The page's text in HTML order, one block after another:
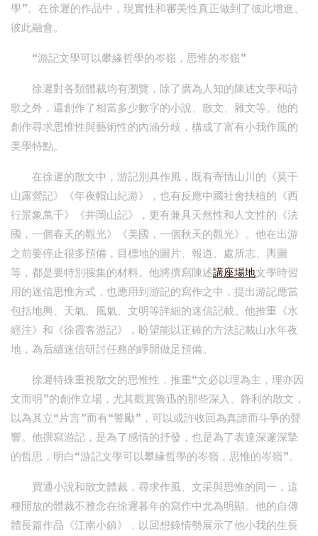
學”。在徐遲的作品中，現實性和審美性真正做到了彼此增進、
彼此融會。
“游記文學可以攀緣哲學的岑嶺，思惟的岑嶺”
徐遲對各類體裁均有瀏覽，除了廣為人知的陳述文學和詩
歌之外，還創作了相當多少數字的小說、散文、雜文等。他的
創作尋求思惟性與藝術性的內涵分歧，構成了富有小我作風的
美學特點。
在徐遲的散文中，游記別具作風，既有寄情山川的《莫干
山露營記》《年夜帽山紀游》，也有反應中國社會扶植的《西
行景象萬千》《井岡山記》，更有兼具天然性和人文性的《法
國，一個春天的觀光》《美國，一個秋天的觀光》。他在出游
之前要停止很多預備，目標地的圖片、報道、處所志、輿圖
等，都是要特別搜集的材料。他將撰寫陳述講座場地文學時習
用的迷信思惟方式，也應用到游記的寫作之中，提出游記應當
包括地輿、天氣、風氣、文明等詳細的迷信記載。他推重《水
經注》和《徐霞客游記》，盼望能以正確的方法記載山水年夜
地，為后續迷信研討任務的睜開做足預備。
徐遲特殊重視散文的思惟性，推重“文必以理為主，理亦因
文而明”的創作立場，尤其觀賞魯迅的那些深入、鋒利的散文，
以為其立“片言”而有“警勵”，可以或許收回為真諦而斗爭的聲
響。他撰寫游記，是為了感情的抒發，也是為了表達深邃深摯
的哲思，明白“游記文學可以攀緣哲學的岑嶺，思惟的岑嶺”。
買通小說和散文體裁，尋求作風、文采與思惟的同一，這
種開放的體裁不雅念在徐遲暮年的寫作中尤為明顯。他的自傳
體長篇作品《江南小鎮》，以回想錄情勢展示了他小我的生長